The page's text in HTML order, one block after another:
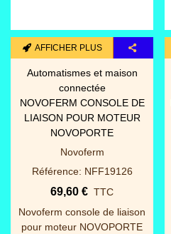
AFFICHER PLUS
Automatismes et maison
connectée
NOVOFERM CONSOLE DE
LIAISON POUR MOTEUR
NOVOPORTE
Novoferm
Référence: NFF19126
69,60 € TTC
Novoferm console de liaison
pour moteur NOVOPORTE